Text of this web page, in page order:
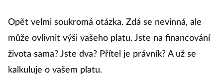
Opět velmi soukromá otázka. Zdá se nevinná, ale
může ovlivnit výši vašeho platu. Jste na financování
života sama? Jste dva? Přítel je právník? A už se
kalkuluje o vašem platu.